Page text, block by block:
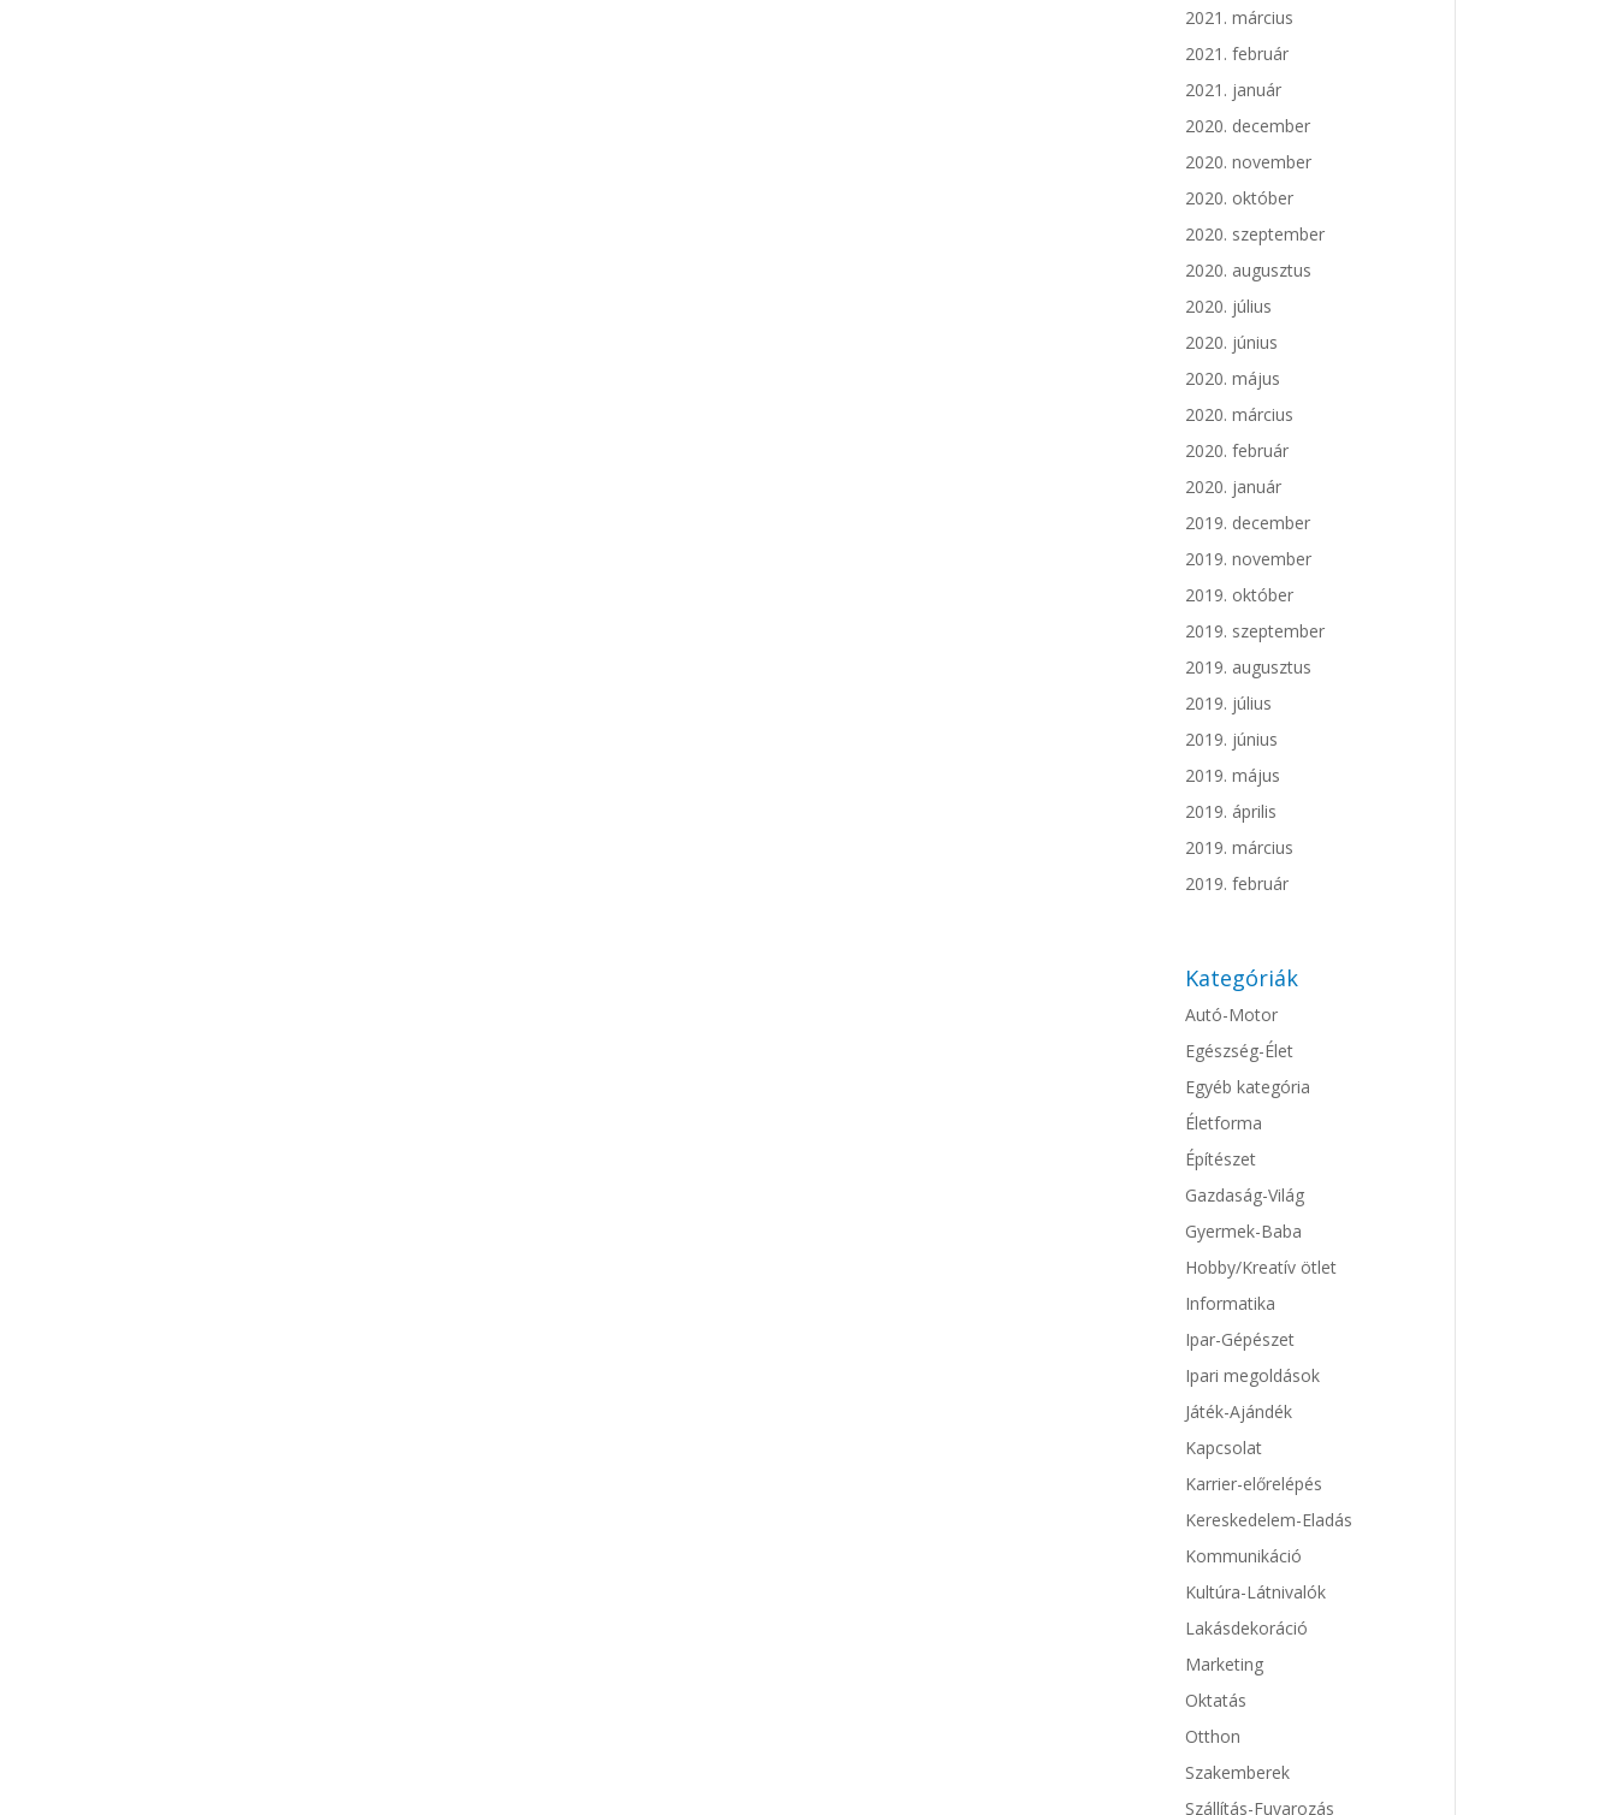
2021. március
2021. február
2021. január
2020. december
2020. november
2020. október
2020. szeptember
2020. augusztus
2020. július
2020. június
2020. május
2020. március
2020. február
2020. január
2019. december
2019. november
2019. október
2019. szeptember
2019. augusztus
2019. július
2019. június
2019. május
2019. április
2019. március
2019. február
Kategóriák
Autó-Motor
Egészség-Élet
Egyéb kategória
Életforma
Építészet
Gazdaság-Világ
Gyermek-Baba
Hobby/Kreatív ötlet
Informatika
Ipar-Gépészet
Ipari megoldások
Játék-Ajándék
Kapcsolat
Karrier-előrelépés
Kereskedelem-Eladás
Kommunikáció
Kultúra-Látnivalók
Lakásdekoráció
Marketing
Oktatás
Otthon
Szakemberek
Szállítás-Fuvarozás